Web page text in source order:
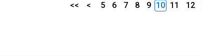
<< < 5 6 7 8 9 10 11 12